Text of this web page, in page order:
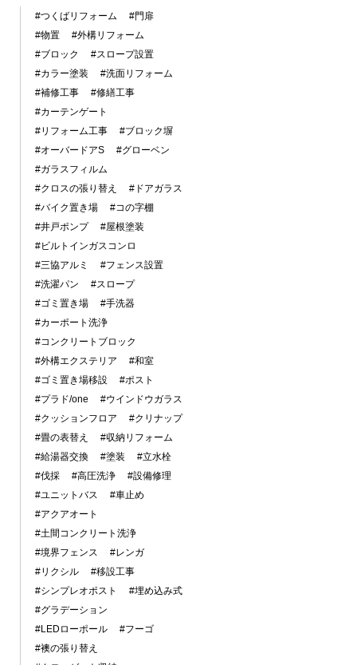
#つくばリフォーム
#門扉
#物置
#外構リフォーム
#ブロック
#スロープ設置
#カラー塗装
#洗面リフォーム
#補修工事
#修繕工事
#カーテンゲート
#リフォーム工事
#ブロック塀
#オーバードアS
#グローベン
#ガラスフィルム
#クロスの張り替え
#ドアガラス
#バイク置き場
#コの字棚
#井戸ポンプ
#屋根塗装
#ビルトインガスコンロ
#三協アルミ
#フェンス設置
#洗濯パン
#スロープ
#ゴミ置き場
#手洗器
#カーポート洗浄
#コンクリートブロック
#外構エクステリア
#和室
#ゴミ置き場移設
#ポスト
#プラド/one
#ウインドウガラス
#クッションフロア
#クリナップ
#畳の表替え
#収納リフォーム
#給湯器交換
#塗装
#立水栓
#伐採
#高圧洗浄
#設備修理
#ユニットバス
#車止め
#アクアオート
#土間コンクリート洗浄
#境界フェンス
#レンガ
#リクシル
#移設工事
#シンプレオポスト
#埋め込み式
#グラデーション
#LEDローポール
#フーゴ
#襖の張り替え